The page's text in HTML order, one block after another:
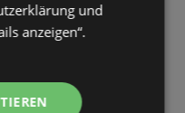
und
anzeigen“.